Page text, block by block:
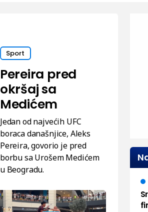
Sport
Pereira pred
okršaj sa
Medićem
Jedan od najvećih UFC
boraca današnjice, Aleks
Pereira, govorio je pred
borbu sa Urošem Medićem
u Beogradu.